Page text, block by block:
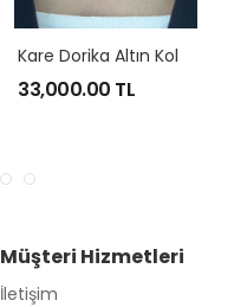
33,000.00 TL
Müşteri Hizmetleri
İletişim